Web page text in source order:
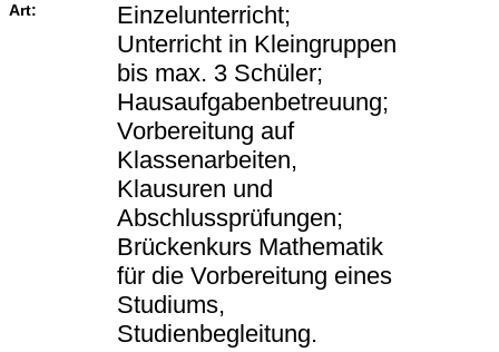
Art:
Einzelunterricht;
Unterricht in Kleingruppen
bis max. 3 Schüler;
Hausaufgabenbetreuung;
Vorbereitung auf
Klassenarbeiten,
Klausuren und
Abschlussprüfungen;
Brückenkurs Mathematik
für die Vorbereitung eines
Studiums,
Studienbegleitung.